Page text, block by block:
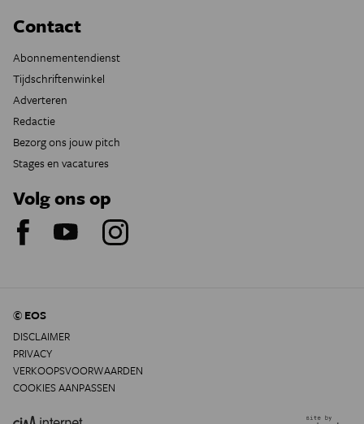
Contact
Abonnementendienst
Tijdschriftenwinkel
Adverteren
Redactie
Bezorg ons jouw pitch
Stages en vacatures
Volg ons op
© EOS
DISCLAIMER
PRIVACY
VERKOOPSVOORWAARDEN
COOKIES AANPASSEN